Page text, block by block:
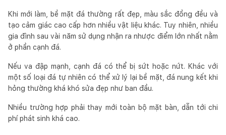
Khi mới làm, bề mặt đá thường rất đẹp, màu sắc đồng đều và
tạo cảm giác cao cấp hơn nhiều vật liệu khác. Tuy nhiên, nhiều
gia đình sau vài năm sử dụng nhận ra nhược điểm lớn nhất nằm
ở phần cạnh đá.
Nếu va đập mạnh, cạnh đá có thể bị sứt hoặc nứt. Khác với
một số loại đá tự nhiên có thể xử lý lại bề mặt, đá nung kết khi
hỏng thường khá khó sửa đẹp như ban đầu.
Nhiều trường hợp phải thay mới toàn bộ mặt bàn, dẫn tới chi
phí phát sinh khá cao.